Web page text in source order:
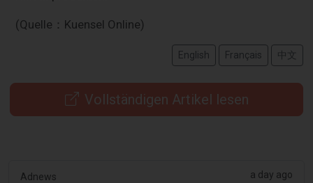
(Quelle：Kuensel Online)
English Français 中文
Vollständigen Artikel lesen
Adnews a day ago